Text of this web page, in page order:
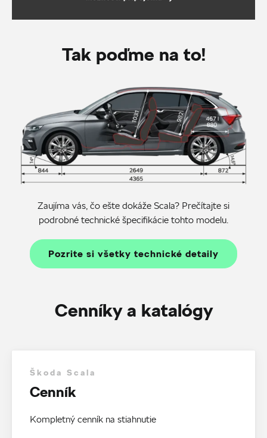
Tak poďme na to!
Zaujíma vás, čo ešte dokáže Scala? Prečítajte si
podrobné technické špecifikácie tohto modelu.
Pozrite si všetky technické detaily
Cenníky a katalógy
Škoda Scala
Cenník
Kompletný cenník na stiahnutie